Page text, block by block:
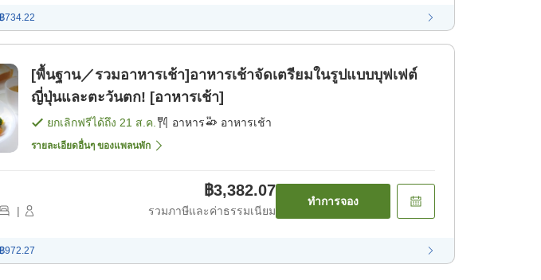
฿734.22
[พื้นฐาน／รวมอาหารเช้า]อาหารเช้าจัดเตรียมในรูปแบบบุฟเฟต์
ญี่ปุ่นและตะวันตก! [อาหารเช้า]
ยกเลิกฟรีได้ถึง 21 ส.ค. อาหาร อาหารเช้า
รายละเอียดอื่นๆ ของแพลนพัก
|
฿3,382.07
รวมภาษีและค่าธรรมเนียม
ทำการจอง
฿972.27